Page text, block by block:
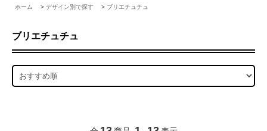
ホーム > デザイン別で探す > ブリエチュチュ
ブリエチュチュ